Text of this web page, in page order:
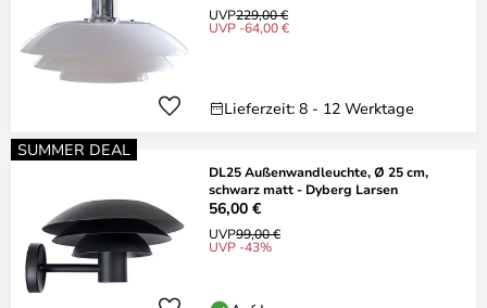
UVP229,00 €
UVP -64,00 €
Lieferzeit: 8 - 12 Werktage
SUMMER DEAL
DL25 Außenwandleuchte, Ø 25 cm,
schwarz matt - Dyberg Larsen
56,00 €
UVP99,00 €
UVP -43%